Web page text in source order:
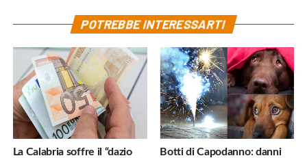
POTREBBE INTERESSARTI
La Calabria soffre il “dazio
Botti di Capodanno: danni